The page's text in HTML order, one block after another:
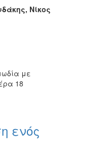
Νίκος
με
18
ενός